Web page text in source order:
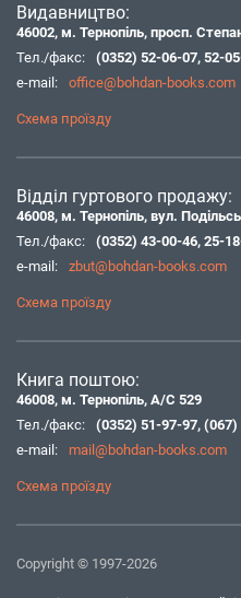
Видавництво:
46002, м. Тернопіль, просп.
Тел./факс:
(0352) 52-06-07, 52-
e-mail:
office@bohdan-books.com
Схема проїзду
Відділ гуртового продажу:
46008, м. Тернопіль, вул.
Тел./факс:
(0352) 43-00-46, 25-
e-mail:
zbut@bohdan-books.com
Схема проїзду
Книга поштою:
46008, м. Тернопіль, А/С 529
Тел./факс:
(0352) 51-97-97, (067)
e-mail:
mail@bohdan-books.com
Схема проїзду
Copyright © 1997-2026